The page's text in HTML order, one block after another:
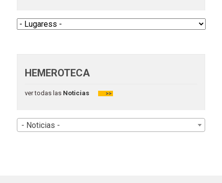
HEMEROTECA
ver todas lasNoticias >>
- Noticias -